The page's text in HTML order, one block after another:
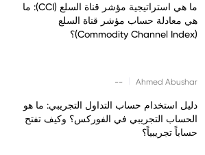
ما هي استراتيجية مؤشر قناة السلع (CCI): ما
هي معادلة حساب مؤشر قناة السلع
(Commodity Channel Index)؟
Ahmed Abushar
--
دليل استخدام حساب التداول التجريبي: ما هو
الحساب التجريبي في الفوركس؟ وكيف تفتح
حساباً تجريبياً؟